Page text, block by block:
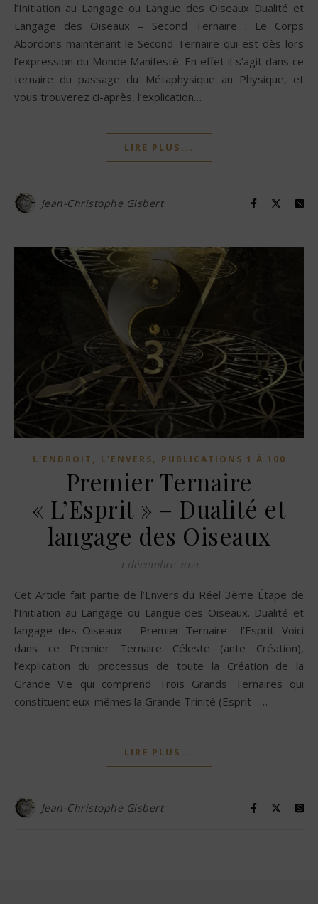
l’Initiation au Langage ou Langue des Oiseaux Dualité et
Langage des Oiseaux – Second Ternaire : Le Corps
Abordons maintenant le Second Ternaire qui est dès lors
l’expression du Monde Manifesté. En effet il s’agit dans ce
ternaire du passage du Métaphysique au Physique, et
vous trouverez ci-après, l’explication…
LIRE PLUS...
Jean-Christophe Gisbert
L'ENDROIT , L'ENVERS, PUBLICATIONS 1 À 100
Premier Ternaire
« L’Esprit » – Dualité et
langage des Oiseaux
1 décembre 2021
Cet Article fait partie de l’Envers du Réel 3ème Étape de
l’Initiation au Langage ou Langue des Oiseaux. Dualité et
langage des Oiseaux – Premier Ternaire : l’Esprit. Voici
dans ce Premier Ternaire Céleste (ante Création),
l’explication du processus de toute la Création de la
Grande Vie qui comprend Trois Grands Ternaires qui
constituent eux-mêmes la Grande Trinité (Esprit –…
LIRE PLUS...
Jean-Christophe Gisbert